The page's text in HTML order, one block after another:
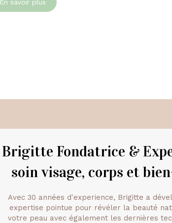
En savoir plus
Brigitte Fondatrice &
soin visage, corps et
Avec 30 années d'experience, Brigitte a
expertise pointue pour révéler la beauté
votre peau avec également les dernières